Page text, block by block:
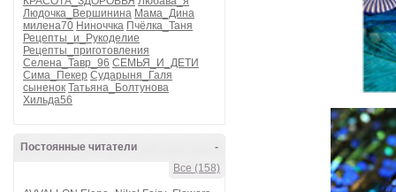
Людочка_Вершинина Мама_Дина
милена70 Ниноччка Пчёлка_Таня
Рецепты_и_Рукоделие
Рецепты_приготовления
Селена_Тавр_96 СЕМЬЯ_И_ДЕТИ
Сима_Пекер Сударыня_Галя
сыненок Татьяна_Болтунова
Хильда56
-
Постоянные читатели
Все (158)